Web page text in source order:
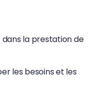
la prestation de
les besoins et les